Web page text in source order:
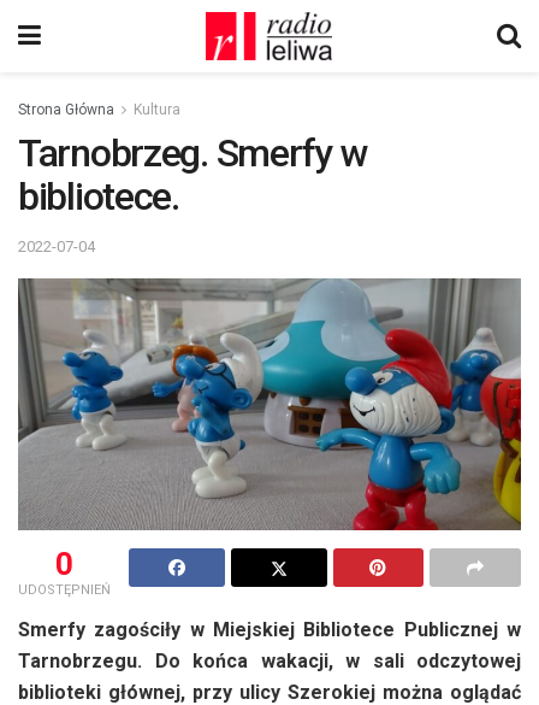
Strona Główna Kultura
Tarnobrzeg. Smerfy w
bibliotece.
2022-07-04
0
UDOSTĘPNIEŃ
Smerfy zagościły w Miejskiej Bibliotece Publicznej w
Tarnobrzegu. Do końca wakacji, w sali odczytowej
biblioteki głównej, przy ulicy Szerokiej można oglądać